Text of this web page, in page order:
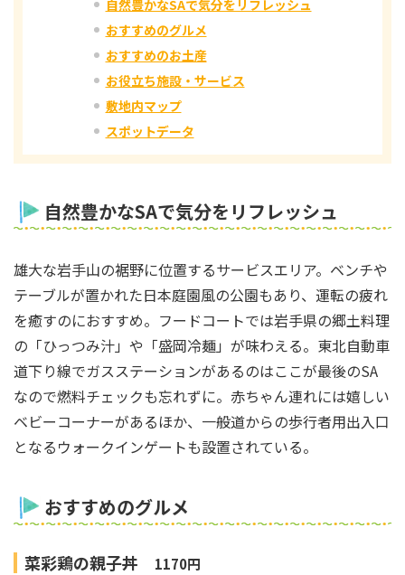
自然豊かなSAで気分をリフレッシュ
おすすめのグルメ
おすすめのお土産
お役立ち施設・サービス
敷地内マップ
スポットデータ
自然豊かなSAで気分をリフレッシュ
雄大な岩手山の裾野に位置するサービスエリア。ベンチや
テーブルが置かれた日本庭園風の公園もあり、運転の疲れ
を癒すのにおすすめ。フードコートでは岩手県の郷土料理
の「ひっつみ汁」や「盛岡冷麺」が味わえる。東北自動車
道下り線でガスステーションがあるのはここが最後のSA
なので燃料チェックも忘れずに。赤ちゃん連れには嬉しい
ベビーコーナーがあるほか、一般道からの歩行者用出入口
となるウォークインゲートも設置されている。
おすすめのグルメ
菜彩鶏の親子丼 1170円